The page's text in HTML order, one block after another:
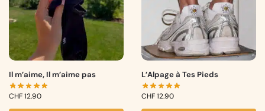
Il m’aime, Il m’aime pas
CHF12.90
L’Alpage à Tes Pieds
CHF12.90